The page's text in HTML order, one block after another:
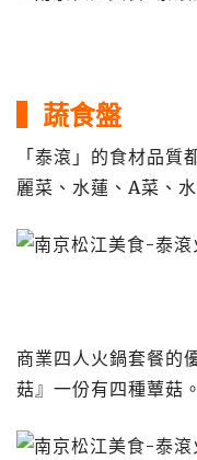
▍蔬食盤
「泰滾」的食材品
麗菜、水蓮、A菜、
商業四人火鍋套餐的
菇』一份有四種蕈菇。